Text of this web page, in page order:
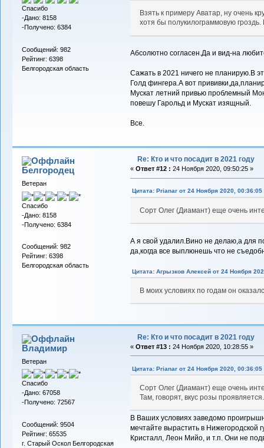
Спасибо
-Дано: 8158
-Получено: 6384
Сообщений: 982
Рейтинг: 6398
Белгородская область
Взять к примеру Аватар, ну очень
хотя бы полукилограммовую
Абсолютно согласен.Да и вид-на
Сажать в 2021 ничего не планирую.В
Голд фингера.А вот
Мускат летний привью проблемный
повешу Гарольд и Мускат изящный.
Все.
Белгородец
Ветеран
Спасибо
-Дано: 8158
-Получено: 6384
Сообщений: 982
Рейтинг: 6398
Белгородская область
Re: Кто и что посадит в 2021 году
« Ответ #12 : 24 Ноября 2020, 09:50:25 »
Цитата: Prianar от 24 Ноября 2020, 00:36:05
Сорт Олег (Диамант) еще очень
А я свой удалил.Вино не делаю,а для
да,когда все выплюнешь что не
Цитата: Агрызков Алексей от 24 Ноября
В моих условиях по годам он
Владимиp
Ветеран
Спасибо
-Дано: 67058
-Получено: 72567
Сообщений: 9504
Рейтинг: 65535
г. Старый Оскол Белгородская
Re: Кто и что посадит в 2021 году
« Ответ #13 : 24 Ноября 2020, 10:28:55 »
Цитата: Prianar от 24 Ноября 2020, 00:36:05
Сорт Олег (Диамант) еще очень
Там, говорят, вкус розы проявляется.
В Ваших условиях заведомо
мечтайте вырастить в Нижегородской
Кристалл, Леон Мийо, и т.п. Они не